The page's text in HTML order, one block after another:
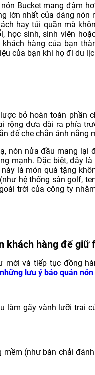
Bucket mang đậm
lớn nhất của dáng nón
hay túi quần mà
học sinh, sinh viên
hàng của bạn
của bạn khi họ đi du
bỏ hoàn toàn phần
rộng đưa dài ra phía
để che chắn ánh nắng
nón nửa đầu mang lại
mạnh. Đặc biệt, đây
là món quà tặng
hệ thống sân golf,
trời của công ty
khách hàng để giữ
và tiếp tục đồng
những lưu ý bảo quản nón
làm gãy vành lưỡi trai
(như bàn chải